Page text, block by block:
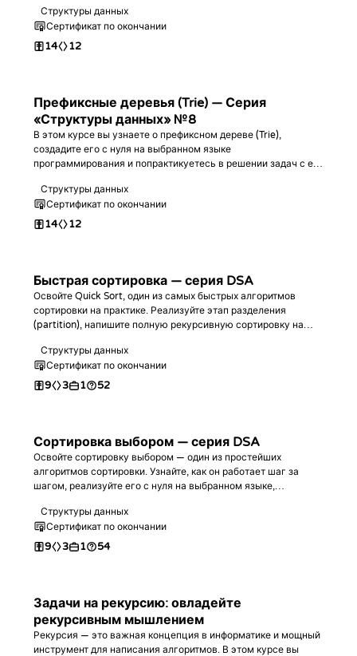
Структуры данных
Сертификат по окончании
14 12
Префиксные деревья (Trie) — Серия
«Структуры данных» №8
В этом курсе вы узнаете о префиксном дереве (Trie),
создадите его с нуля на выбранном языке
программирования и попрактикуетесь в решении задач с его
Структуры данных
Сертификат по окончании
14 12
Быстрая сортировка — серия DSA
Освойте Quick Sort, один из самых быстрых алгоритмов
сортировки на практике. Реализуйте этап разделения
(partition), напишите полную рекурсивную сортировку на
закрепите знания на задачах по программированию.
Структуры данных
Сертификат по окончании
9 3 1 52
Сортировка выбором — серия DSA
Освойте сортировку выбором — один из простейших
алгоритмов сортировки. Узнайте, как он работает шаг за
шагом, реализуйте его с нуля на выбранном языке,
практических задачах.
Структуры данных
Сертификат по окончании
9 3 1 54
Задачи на рекурсию: овладейте
рекурсивным мышлением
Рекурсия — это важная концепция в информатике и мощный
инструмент для написания алгоритмов. В этом курсе вы